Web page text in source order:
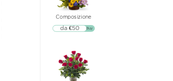
Composizione
▷▷ Buy
da €50